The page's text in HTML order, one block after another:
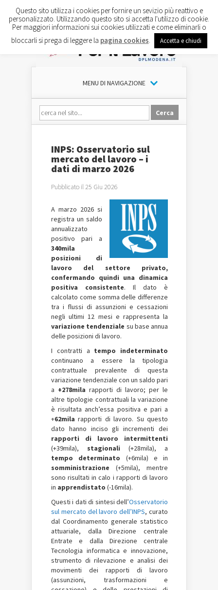
MENU DI NAVIGAZIONE
INPS: Osservatorio sul
mercato del lavoro – i
dati di marzo 2026
Pubblicato il 25 Giu 2026
A marzo 2026 si
registra un saldo
annualizzato
positivo pari a
340mila
posizioni di
lavoro del settore privato,
confermando quindi una dinamica
positiva consistente. Il dato è
calcolato come somma delle differenze
tra i flussi di assunzioni e cessazioni
negli ultimi 12 mesi e rappresenta la
variazione tendenziale su base annua
delle posizioni di lavoro.
I contratti a tempo indeterminato
continuano a essere la tipologia
contrattuale prevalente di questa
variazione tendenziale con un saldo pari
a +278mila rapporti di lavoro; per le
altre tipologie contrattuali la variazione
è risultata anch’essa positiva e pari a
+62milarapporti di lavoro. Su questo
dato hanno inciso gli incrementi dei
rapporti di lavoro intermittenti
(+39mila), stagionali (+28mila), a
tempo determinato (+6mila) e in
somministrazione (+5mila), mentre
sono risultati in calo i rapporti di lavoro
in apprendistato (-16mila).
Questi i dati di sintesi dell’Osservatorio
sul mercato del lavoro dell’INPS, curato
dal Coordinamento generale statistico
attuariale, dalla Direzione centrale
Entrate e dalla Direzione centrale
Tecnologia informatica e innovazione,
strumento di rilevazione e analisi dei
movimenti dei rapporti di lavoro
(assunzioni, trasformazioni e
Questo sito utilizza i cookies per fornire un sevizio più reattivo e
personalizzato. Utilizzando questo sito si accetta l'utilizzo di cookie.
Per maggiori informazioni sui cookies utilizzati e come eliminarli o
bloccarli si prega di leggere la pagina cookies Accetta e chiudi